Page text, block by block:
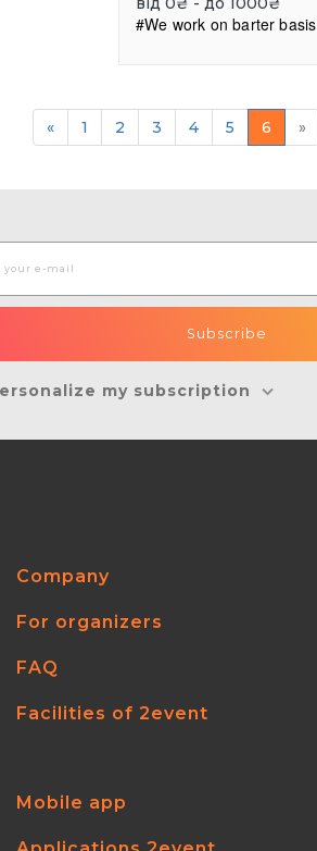
#We work on barter basis
« 1 2 3 4 5 6 »
my subscription
Company
For organizers
FAQ
Facilities of 2event
Mobile app